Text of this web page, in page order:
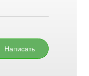
Написать